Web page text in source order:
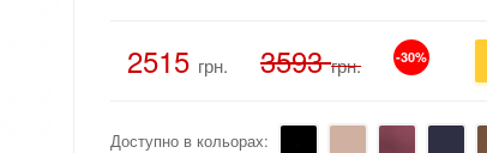
2515 грн. 3593 грн. -30%
Доступно в кольорах: